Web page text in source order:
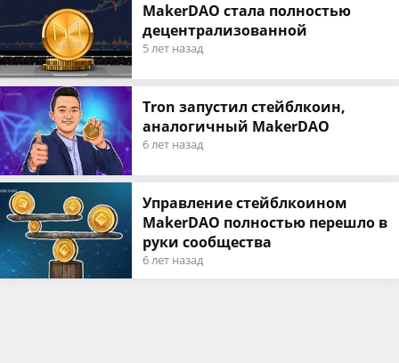
MakerDAO стала полностью
децентрализованной
5 лет назад
Tron запустил стейблкоин,
аналогичный MakerDAO
6 лет назад
Управление стейблкоином
MakerDAO полностью перешло в
руки сообщества
6 лет назад